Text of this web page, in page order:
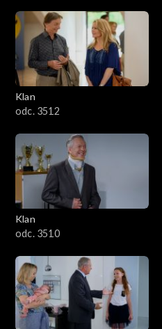
Klan
odc. 3512
Klan
odc. 3510